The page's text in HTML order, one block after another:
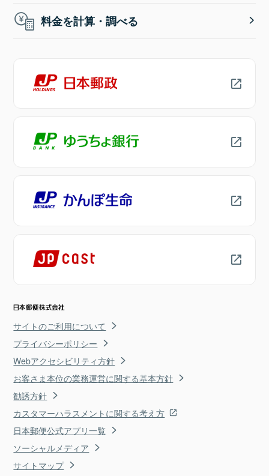
料金を計算・調べる
サイトのご利用について
プライバシーポリシー
Webアクセシビリティ方針
お客さま本位の業務運営に関する基本方針
勧誘方針
カスタマーハラスメントに関する考え方
日本郵便公式アプリ一覧
ソーシャルメディア
サイトマップ